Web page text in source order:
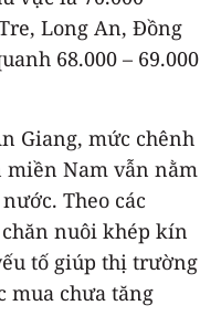
Long An, Đồng
68.000 – 69.000
Giang, mức chênh
miền Nam vẫn nằm
Theo các
nuôi khép kín
tố giúp thị trường
mua chưa tăng